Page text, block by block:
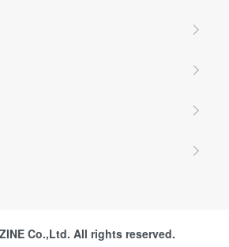
Co.,Ltd. All rights reserved.